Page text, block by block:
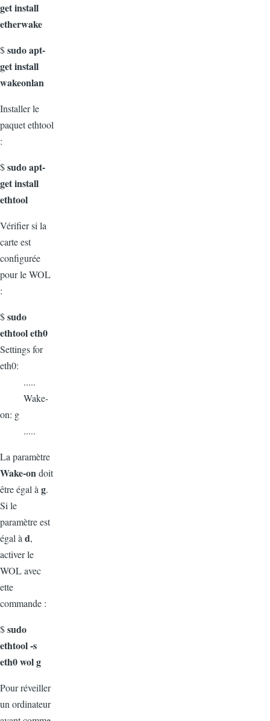
get install
etherwake
$sudo apt-
get install
wakeonlan
Installer le
paquet ethtool
:
$sudo apt-
get install
ethtool
Vérifier si la
carte est
configurée
pour le WOL
:
$sudo
ethtool eth0
Settings for
eth0:
.....
Wake-
on: g
.....
La paramètre
Wake-ondoit
être égal à g.
Si le
paramètre est
égal à d,
activer le
WOL avec
ette
commande :
$sudo
ethtool -s
eth0 wol g
Pour réveiller
un ordinateur